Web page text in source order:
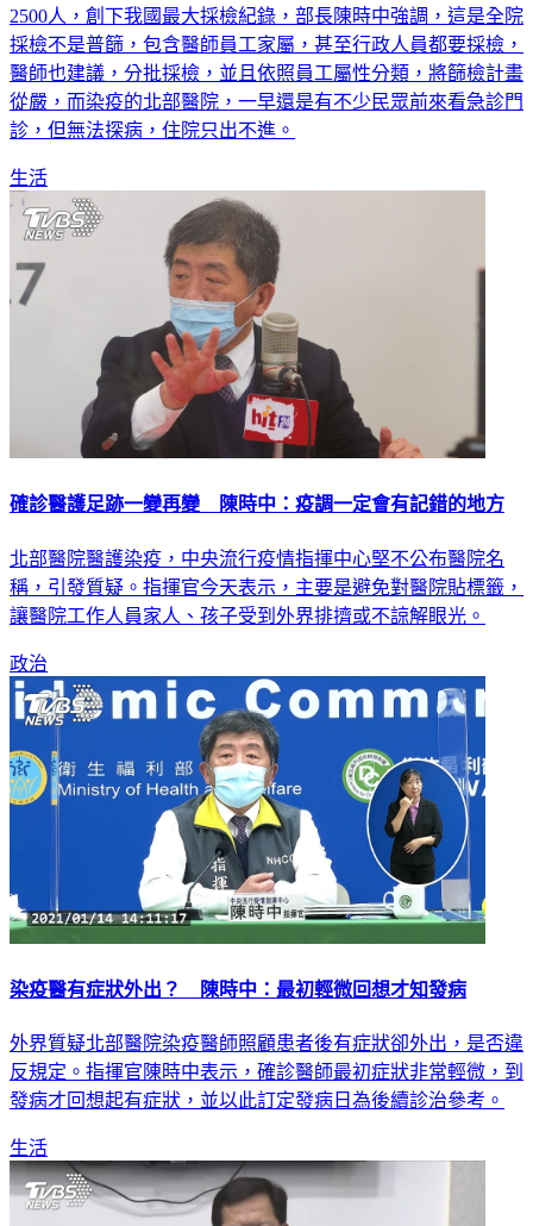
2500人，創下我國最大採檢紀錄，部長陳時中強調，這是全院
採檢不是普篩，包含醫師員工家屬，甚至行政人員都要採檢，
醫師也建議，分批採檢，並且依照員工屬性分類，將篩檢計畫
從嚴，而染疫的北部醫院，一早還是有不少民眾前來看急診門
診，但無法探病，住院只出不進。
生活
確診醫護足跡一變再變 陳時中：疫調一定會有記錯的地方
北部醫院醫護染疫，中央流行疫情指揮中心堅不公布醫院名
稱，引發質疑。指揮官今天表示，主要是避免對醫院貼標籤，
讓醫院工作人員家人、孩子受到外界排擠或不諒解眼光。
政治
染疫醫有症狀外出？ 陳時中：最初輕微回想才知發病
外界質疑北部醫院染疫醫師照顧患者後有症狀卻外出，是否違
反規定。指揮官陳時中表示，確診醫師最初症狀非常輕微，到
發病才回想起有症狀，並以此訂定發病日為後續診治參考。
生活